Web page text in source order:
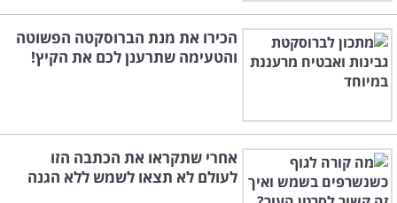
הכירו את מנת הברוסקטה הפשוטה
והטעימה שתרענן לכם את הקיץ!
אחרי שתקראו את הכתבה הזו
לעולם לא תצאו לשמש ללא הגנה